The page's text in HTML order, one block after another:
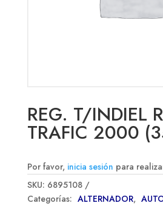
REG. T/INDIEL
TRAFIC 2000
Por favor, inicia sesión para
SKU: 6895108
Categorías: ALTERNADOR,